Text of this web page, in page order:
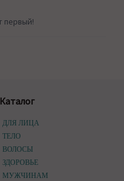
первый!
Каталог
ДЛЯ ЛИЦА
ТЕЛО
ВОЛОСЫ
ЗДОРОВЬЕ
МУЖЧИНАМ